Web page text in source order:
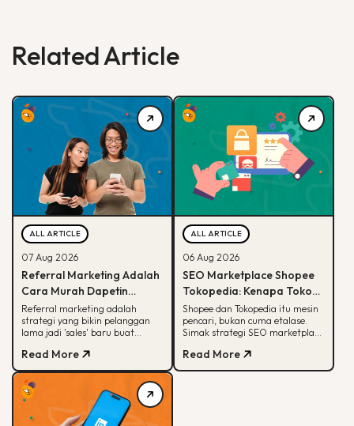
Related Article
ALL ARTICLE
07 Aug 2026
Referral Marketing Adalah
Cara Murah Dapetin
Pelanggan Baru, Ini
Alasannya
Referral marketing adalah
strategi yang bikin pelanggan
lama jadi 'sales' baru buat
efektifnya, jenis program,
sampai contoh suksesnya.
Read More
ALL ARTICLE
06 Aug 2026
SEO Marketplace Shopee
Tokopedia: Kenapa Toko
Online-mu Perlu Lebih dari
Sekadar Etalase
Shopee dan Tokopedia itu mesin
pencari, bukan cuma etalase.
Simak strategi SEO marketplace
produkmu lebih mudah
ditemukan.
Read More